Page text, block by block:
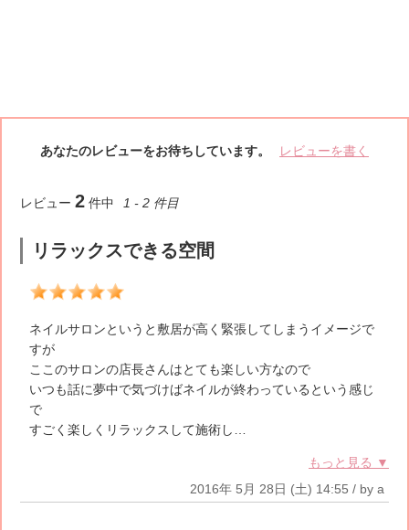
あなたのレビューをお待ちしています。 レビューを書く
レビュー 2 件中 1 - 2 件目
リラックスできる空間
ネイルサロンというと敷居が高く緊張してしまうイメージで
すが
ここのサロンの店長さんはとても楽しい方なので
いつも話に夢中で気づけばネイルが終わっているという感じ
で
すごく楽しくリラックスして施術し…
もっと見る ▼
2016年 5月 28日 (土) 14:55 / by a